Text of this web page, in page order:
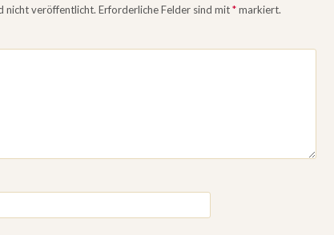
nicht veröffentlicht. Erforderliche Felder sind mit*markiert.